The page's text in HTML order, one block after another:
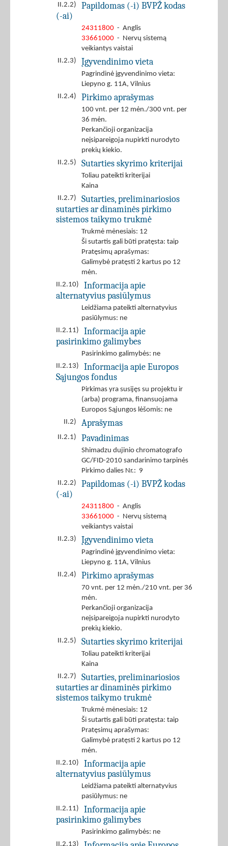
II.2.2)
Papildomas (-i) BVPŽ kodas
(-ai)
24311800 - Anglis
33661000 - Nervų sistemą
veikiantys vaistai
II.2.3)
Įgyvendinimo vieta
Pagrindinė įgyvendinimo vieta:
Liepyno g. 11A, Vilnius
II.2.4)
Pirkimo aprašymas
100 vnt. per 12 mėn./300 vnt. per
36 mėn.
Perkančioji organizacija
neįsipareigoja nupirkti nurodyto
prekių kiekio.
II.2.5)
Sutarties skyrimo kriterijai
Toliau pateikti kriterijai
Kaina
II.2.7)
Sutarties, preliminariosios
sutarties ar dinaminės pirkimo
sistemos taikymo trukmė
Trukmė mėnesiais: 12
Ši sutartis gali būti pratęsta: taip
Pratęsimų aprašymas:
Galimybė pratęsti 2 kartus po 12
mėn.
II.2.10)
Informacija apie
alternatyvius pasiūlymus
Leidžiama pateikti alternatyvius
pasiūlymus: ne
II.2.11)
Informacija apie
pasirinkimo galimybes
Pasirinkimo galimybės: ne
II.2.13)
Informacija apie Europos
Sąjungos fondus
Pirkimas yra susijęs su projektu ir
(arba) programa, finansuojama
Europos Sąjungos lėšomis: ne
II.2)
Aprašymas
II.2.1) Pavadinimas
Shimadzu dujinio chromatografo
GC/FID-2010 sandarinimo tarpinės
Pirkimo dalies Nr.: 9
II.2.2)
Papildomas (-i) BVPŽ kodas
(-ai)
24311800 - Anglis
33661000 - Nervų sistemą
veikiantys vaistai
II.2.3)
Įgyvendinimo vieta
Pagrindinė įgyvendinimo vieta:
Liepyno g. 11A, Vilnius
II.2.4)
Pirkimo aprašymas
70 vnt. per 12 mėn./210 vnt. per 36
mėn.
Perkančioji organizacija
neįsipareigoja nupirkti nurodyto
prekių kiekio.
II.2.5)
Sutarties skyrimo kriterijai
Toliau pateikti kriterijai
Kaina
II.2.7)
Sutarties, preliminariosios
sutarties ar dinaminės pirkimo
sistemos taikymo trukmė
Trukmė mėnesiais: 12
Ši sutartis gali būti pratęsta: taip
Pratęsimų aprašymas:
Galimybė pratęsti 2 kartus po 12
mėn.
II.2.10)
Informacija apie
alternatyvius pasiūlymus
Leidžiama pateikti alternatyvius
pasiūlymus: ne
II.2.11)
Informacija apie
pasirinkimo galimybes
Pasirinkimo galimybės: ne
II.2.13)